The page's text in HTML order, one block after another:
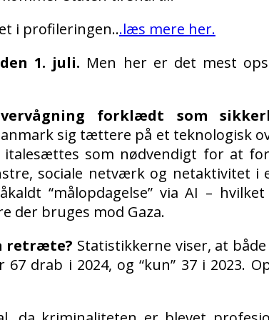
i profileringen...læs mere her.
1. juli. Men her er det mest
forklædt som
sig tættere på et teknologisk
som nødvendigt for at
sociale netværk og netaktivitet i
“målopdagelse” via AI –
der bruges mod Gaza.
retræte? Statistikkerne viser, at
drab i 2024, og “kun” 37 i 2023.